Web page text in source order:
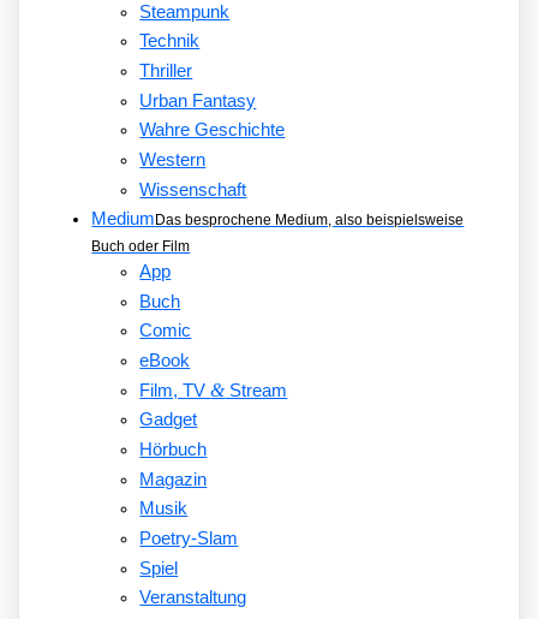
Steampunk
Technik
Thriller
Urban Fantasy
Wahre Geschichte
Western
Wissenschaft
Medium Das besprochene Medium, also beispielsweise
Buch oder Film
App
Buch
Comic
eBook
Film, TV&Stream
Gadget
Hörbuch
Magazin
Musik
Poetry-Slam
Spiel
Veranstaltung